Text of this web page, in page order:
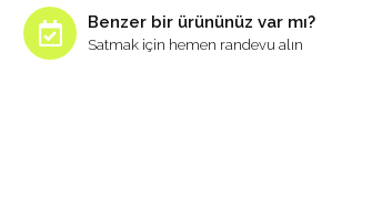
Benzer bir ürününüz var mı?
Satmak için hemen randevu alın